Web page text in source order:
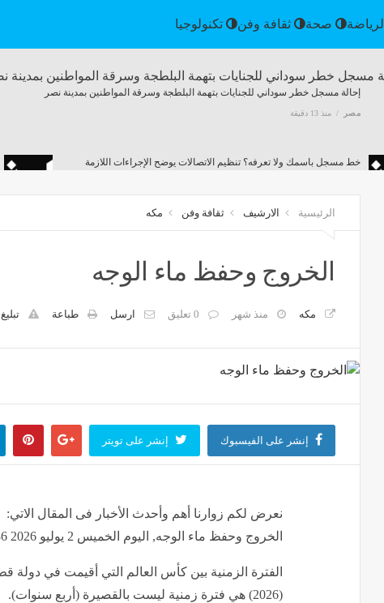
إقتصاد الرياضة صحة ثقافة وفن
إحالة مسجل خطر سوداني للجنايات بتهمة البلطجة وسرقة المواطنين بمدينة نصر
مصر منذ 13 دقيقة
خط مسجل باسمك ولا تعرفه؟ تنظيم الاتصالات يوضح الإجراءات اللازمة
تعليمات بمراجعة القطارات قبل تحركها من المحطات والالتزام بالسرعة المقررة
مصر منذ 13 دقيقة
ولادة مفاجئة داخل "توك توك"، فريق طبي ينقذ أمًا ومولودتها أمام وحدة صحة كفر شكر
مصر منذ 13 دقيقة
تشكيل ريال مدريد المتوقع ضد فيرينتسفاروشي المجري
الرئيسية الارشيف ثقافة وفن مكه
الخروج وحفظ ماء الوجه
مكه منذ شهر 0 تعليق ارسل طباعة تبليغ
إنشر على الفيسبوك إنشر على تويتر
نعرض لكم زوارنا أهم وأحدث الأخبار فى المقال الاتي:
الخروج وحفظ ماء الوجه, اليوم الخميس 2 يوليو 2026 07:36 صباحاً
(2026) هي فترة زمنية ليست بالقصيرة (أربع سنوات).